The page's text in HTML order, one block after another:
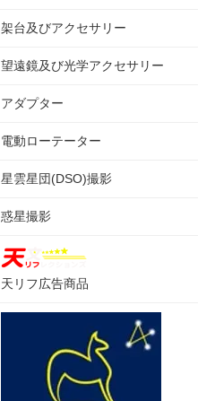
架台及びアクセサリー
望遠鏡及び光学アクセサリー
アダプター
電動ローテーター
星雲星団(DSO)撮影
惑星撮影
天リフ広告商品